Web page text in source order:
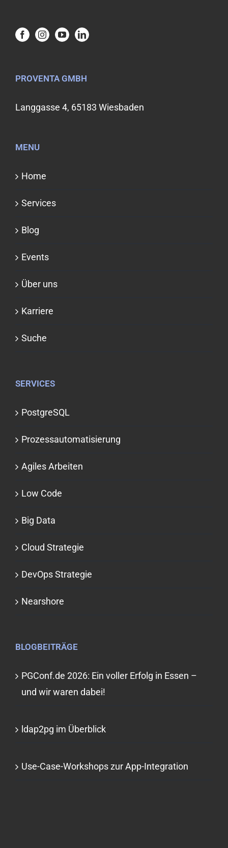
PROVENTA GMBH
Langgasse 4, 65183 Wiesbaden
MENU
Home
Services
Blog
Events
Über uns
Karriere
Suche
SERVICES
PostgreSQL
Prozessauto­matisierung
Agiles Arbeiten
Low Code
Big Data
Cloud Strategie
DevOps Strategie
Nearshore
BLOGBEITRÄGE
PGConf.de 2026: Ein voller Erfolg in Essen –
und wir waren dabei!
ldap2pg im Überblick
Use-Case-Workshops zur App-Integration